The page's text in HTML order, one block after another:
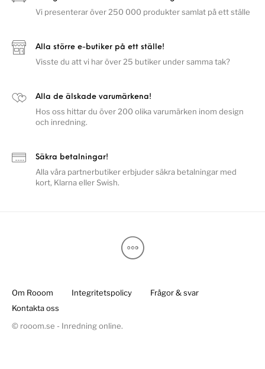
Vi presenterar över 250 000 produkter samlat på ett ställe
Alla större e-butiker på ett ställe!
Visste du att vi har över 25 butiker under samma tak?
Alla de älskade varumärkena!
Hos oss hittar du över 200 olika varumärken inom design
och inredning.
Säkra betalningar!
Alla våra partnerbutiker erbjuder säkra betalningar med
kort, Klarna eller Swish.
Om Rooom Integritetspolicy
Frågor & svar
Kontakta oss
© rooom.se - Inredning online.